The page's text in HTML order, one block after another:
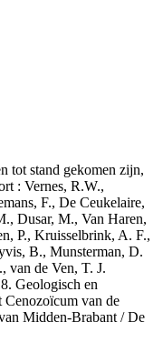
tot stand gekomen zijn,
: Vernes, R.W.,
F., De Ceukelaire,
Dusar, M., Van Haren,
P., Kruisselbrink, A. F.,
B., Munsterman, D.
van de Ven, T. J.
Geologisch en
van de
Midden-Brabant / De